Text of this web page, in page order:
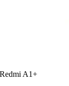
A1+